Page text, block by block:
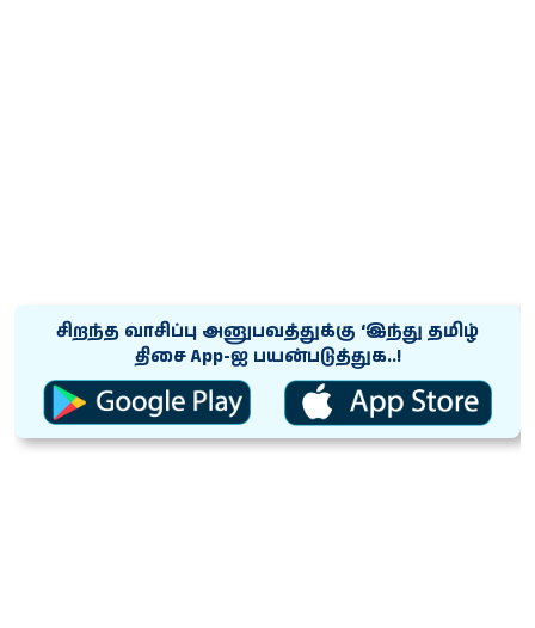
சிறந்த வாசிப்பு அனுபவத்துக்கு ‘இந்து தமிழ்
திசை App-ஐ பயன்படுத்துக..!